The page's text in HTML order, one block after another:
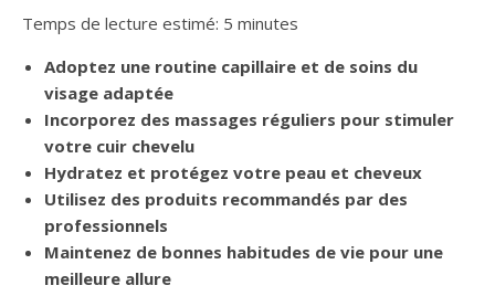
Temps de lecture estimé: 5 minutes
Adoptez une routine capillaire et de soins du
visage adaptée
Incorporez des massages réguliers pour stimuler
votre cuir chevelu
Hydratez et protégez votre peau et cheveux
Utilisez des produits recommandés par des
professionnels
Maintenez de bonnes habitudes de vie pour une
meilleure allure